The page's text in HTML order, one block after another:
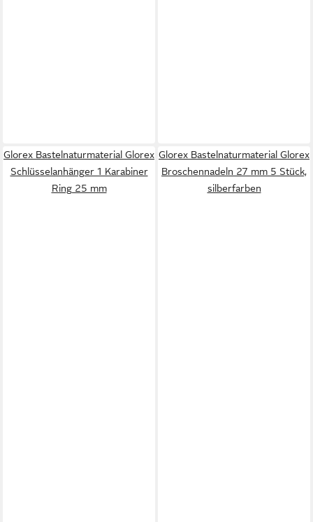
Glorex Bastelnaturmaterial Glorex
Schlüsselanhänger 1 Karabiner
Ring 25 mm
Glorex Bastelnaturmaterial Glorex
Broschennadeln 27 mm 5 Stück,
silberfarben